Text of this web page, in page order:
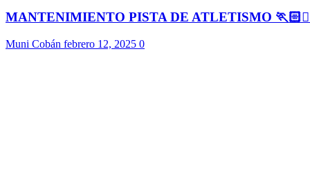
MANTENIMIENTO PISTA DE ATLETISMO
Muni Cobán febrero 12, 2025 0